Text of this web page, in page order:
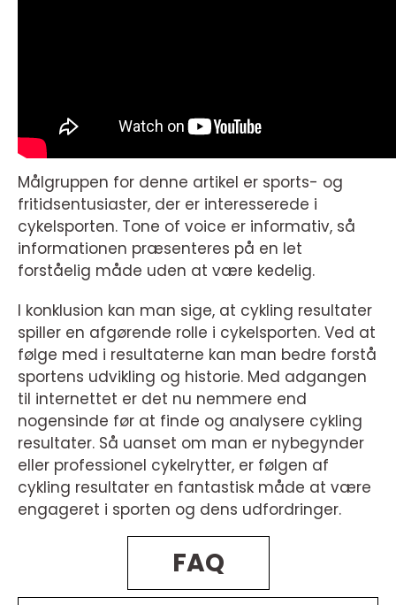
Målgruppen for denne artikel er sports- og
fritidsentusiaster, der er interesserede i
cykelsporten. Tone of voice er informativ, så
informationen præsenteres på en let
forståelig måde uden at være kedelig.
I konklusion kan man sige, at cykling resultater
spiller en afgørende rolle i cykelsporten. Ved at
følge med i resultaterne kan man bedre forstå
sportens udvikling og historie. Med adgangen
til internettet er det nu nemmere end
nogensinde før at finde og analysere cykling
resultater. Så uanset om man er nybegynder
eller professionel cykelrytter, er følgen af
cykling resultater en fantastisk måde at være
engageret i sporten og dens udfordringer.
FAQ